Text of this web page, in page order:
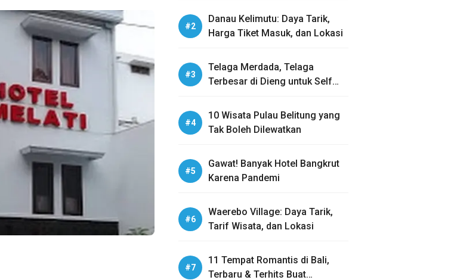
Danau Kelimutu: Daya Tarik,
Harga Tiket Masuk, dan Lokasi
Telaga Merdada, Telaga
Terbesar di Dieng untuk Self
10 Wisata Pulau Belitung yang
Tak Boleh Dilewatkan
Gawat! Banyak Hotel Bangkrut
Karena Pandemi
Waerebo Village: Daya Tarik,
Tarif Wisata, dan Lokasi
11 Tempat Romantis di Bali,
Terbaru & Terhits Buat